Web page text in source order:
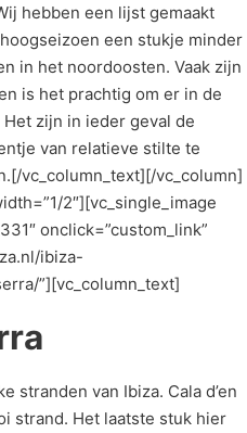
hebben een lijst gemaakt
een stukje minder
in het noordoosten. Vaak zijn
is het prachtig om er in de
zijn in ieder geval de
van relatieve stilte te
vc_column_text][/vc_column]
2″][vc_single_image
onclick=”custom_link”
ibiza-
”][vc_column_text]
stranden van Ibiza. Cala d’en
strand. Het laatste stuk hier